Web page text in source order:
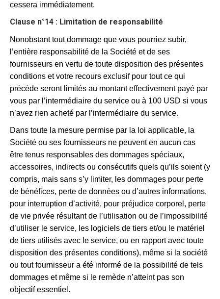
cessera immédiatement.
Clause n°14 : Limitation de responsabilité
Nonobstant tout dommage que vous pourriez subir,
l’entière responsabilité de la Société et de ses
fournisseurs en vertu de toute disposition des présentes
conditions et votre recours exclusif pour tout ce qui
précède seront limités au montant effectivement payé par
vous par l’intermédiaire du service ou à 100 USD si vous
n’avez rien acheté par l’intermédiaire du service.
Dans toute la mesure permise par la loi applicable, la
Société ou ses fournisseurs ne peuvent en aucun cas
être tenus responsables des dommages spéciaux,
accessoires, indirects ou consécutifs quels qu’ils soient (y
compris, mais sans s’y limiter, les dommages pour perte
de bénéfices, perte de données ou d’autres informations,
pour interruption d’activité, pour préjudice corporel, perte
de vie privée résultant de l’utilisation ou de l’impossibilité
d’utiliser le service, les logiciels de tiers et/ou le matériel
de tiers utilisés avec le service, ou en rapport avec toute
disposition des présentes conditions), même si la société
ou tout fournisseur a été informé de la possibilité de tels
dommages et même si le remède n’atteint pas son
objectif essentiel.